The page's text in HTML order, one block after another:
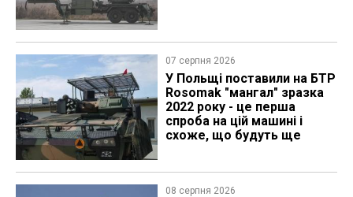
07 серпня 2026
У Польщі поставили на БТР
Rosomak "мангал" зразка
2022 року - це перша
спроба на цій машині і
схоже, що будуть ще
08 серпня 2026